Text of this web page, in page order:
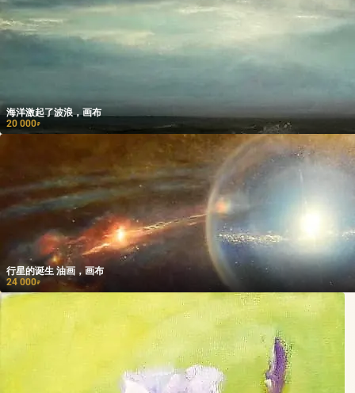
海洋激起了波浪，画布
20 000₽
行星的诞生 油画，画布
24 000₽